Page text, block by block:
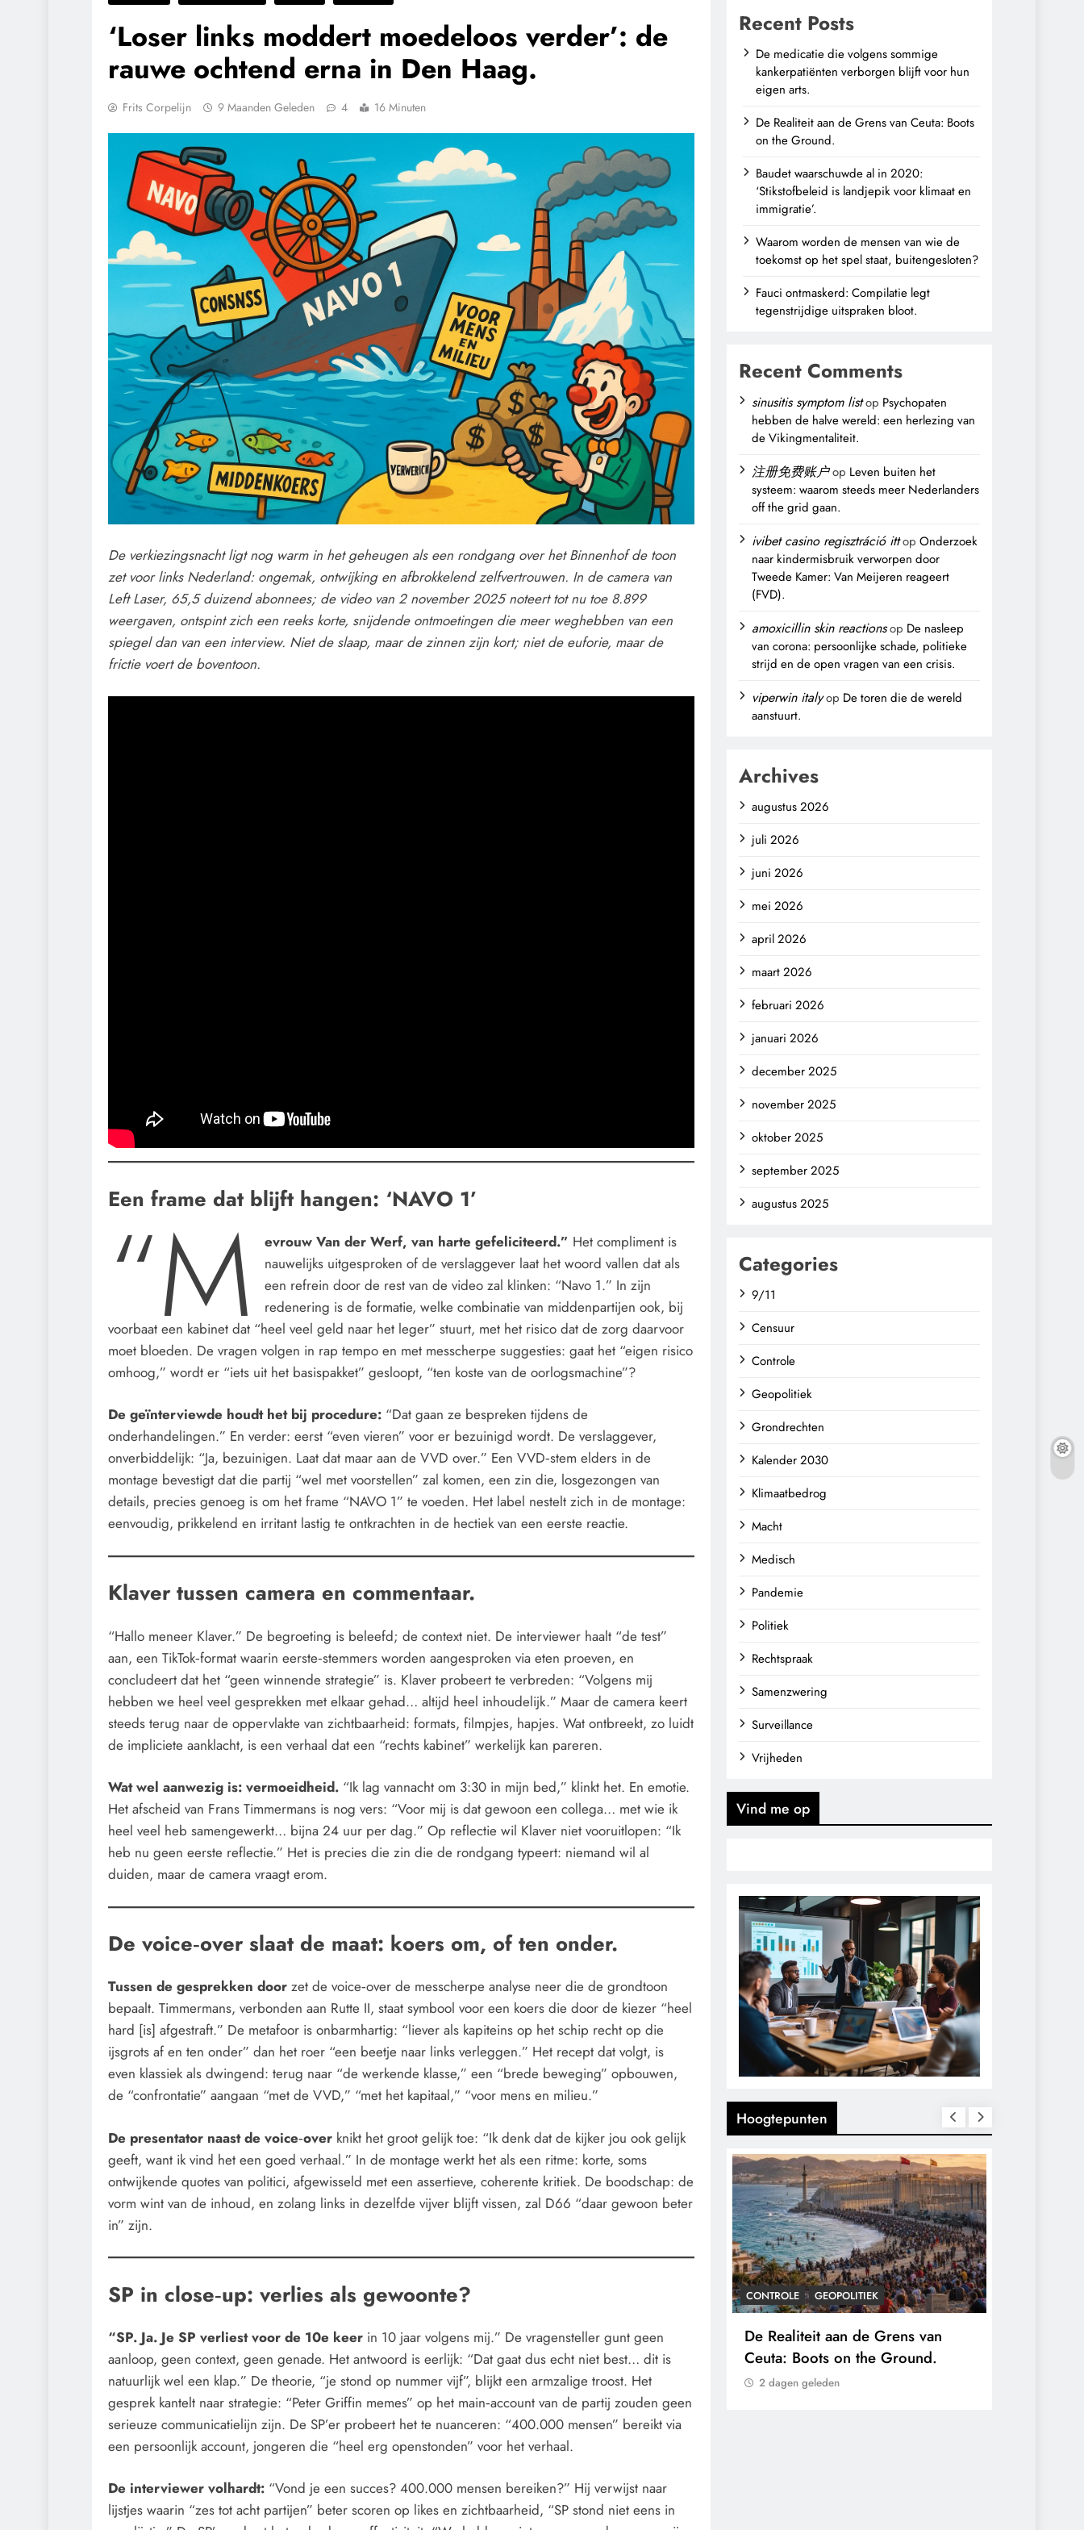
‘Loser links moddert moedeloos verder’: de
rauwe ochtend erna in Den Haag.
Frits Corpelijn 9 Maanden Geleden 4 16 Minuten
De verkiezingsnacht ligt nog warm in het geheugen als een rondgang over het Binnenhof de toon
zet voor links Nederland: ongemak, ontwijking en afbrokkelend zelfvertrouwen. In de camera van
Left Laser, 65,5 duizend abonnees; de video van 2 november 2025 noteert tot nu toe 8.899
weergaven, ontspint zich een reeks korte, snijdende ontmoetingen die meer weghebben van een
spiegel dan van een interview. Niet de slaap, maar de zinnen zijn kort; niet de euforie, maar de
frictie voert de boventoon.
Een frame dat blijft hangen: ‘NAVO 1’
“M evrouw Van der Werf, van harte gefeliciteerd.” Het compliment is
nauwelijks uitgesproken of de verslaggever laat het woord vallen dat als
een refrein door de rest van de video zal klinken: “Navo 1.” In zijn
redenering is de formatie, welke combinatie van middenpartijen ook, bij
voorbaat een kabinet dat “heel veel geld naar het leger” stuurt, met het risico dat de zorg daarvoor
moet bloeden. De vragen volgen in rap tempo en met messcherpe suggesties: gaat het “eigen risico
omhoog,” wordt er “iets uit het basispakket” gesloopt, “ten koste van de oorlogsmachine”?
De geïnterviewde houdt het bij procedure: “Dat gaan ze bespreken tijdens de
onderhandelingen.” En verder: eerst “even vieren” voor er bezuinigd wordt. De verslaggever,
onverbiddelijk: “Ja, bezuinigen. Laat dat maar aan de VVD over.” Een VVD‑stem elders in de
montage bevestigt dat die partij “wel met voorstellen” zal komen, een zin die, losgezongen van
details, precies genoeg is om het frame “NAVO 1” te voeden. Het label nestelt zich in de montage:
eenvoudig, prikkelend en irritant lastig te ontkrachten in de hectiek van een eerste reactie.
Klaver tussen camera en commentaar.
“Hallo meneer Klaver.” De begroeting is beleefd; de context niet. De interviewer haalt “de test”
aan, een TikTok‑format waarin eerste‑stemmers worden aangesproken via eten proeven, en
concludeert dat het “geen winnende strategie” is. Klaver probeert te verbreden: “Volgens mij
hebben we heel veel gesprekken met elkaar gehad… altijd heel inhoudelijk.” Maar de camera keert
steeds terug naar de oppervlakte van zichtbaarheid: formats, filmpjes, hapjes. Wat ontbreekt, zo luidt
de impliciete aanklacht, is een verhaal dat een “rechts kabinet” werkelijk kan pareren.
Wat wel aanwezig is: vermoeidheid. “Ik lag vannacht om 3:30 in mijn bed,” klinkt het. En emotie.
Het afscheid van Frans Timmermans is nog vers: “Voor mij is dat gewoon een collega… met wie ik
heel veel heb samengewerkt… bijna 24 uur per dag.” Op reflectie wil Klaver niet vooruitlopen: “Ik
heb nu geen eerste reflectie.” Het is precies die zin die de rondgang typeert: niemand wil al
duiden, maar de camera vraagt erom.
De voice‑over slaat de maat: koers om, of ten onder.
Tussen de gesprekken door zet de voice‑over de messcherpe analyse neer die de grondtoon
bepaalt. Timmermans, verbonden aan Rutte II, staat symbool voor een koers die door de kiezer “heel
hard [is] afgestraft.” De metafoor is onbarmhartig: “liever als kapiteins op het schip recht op die
ijsgrots af en ten onder” dan het roer “een beetje naar links verleggen.” Het recept dat volgt, is
even klassiek als dwingend: terug naar “de werkende klasse,” een “brede beweging” opbouwen,
de “confrontatie” aangaan “met de VVD,” “met het kapitaal,” “voor mens en milieu.”
De presentator naast de voice‑over knikt het groot gelijk toe: “Ik denk dat de kijker jou ook gelijk
geeft, want ik vind het een goed verhaal.” In de montage werkt het als een ritme: korte, soms
ontwijkende quotes van politici, afgewisseld met een assertieve, coherente kritiek. De boodschap: de
vorm wint van de inhoud, en zolang links in dezelfde vijver blijft vissen, zal D66 “daar gewoon beter
in” zijn.
SP in close‑up: verlies als gewoonte?
“SP. Ja. Je SP verliest voor de 10e keer in 10 jaar volgens mij.” De vragensteller gunt geen
aanloop, geen context, geen genade. Het antwoord is eerlijk: “Dat gaat dus echt niet best… dit is
natuurlijk wel een klap.” De theorie, “je stond op nummer vijf”, blijkt een armzalige troost. Het
gesprek kantelt naar strategie: “Peter Griffin memes” op het main‑account van de partij zouden geen
serieuze communicatielijn zijn. De SP’er probeert het te nuanceren: “400.000 mensen” bereikt via
een persoonlijk account, jongeren die “heel erg openstonden” voor het verhaal.
De interviewer volhardt: “Vond je een succes? 400.000 mensen bereiken?” Hij verwijst naar
lijstjes waarin “zes tot acht partijen” beter scoren op likes en zichtbaarheid, “SP stond niet eens in
Recent Posts
De medicatie die volgens sommige
kankerpatiënten verborgen blijft voor hun
eigen arts.
De Realiteit aan de Grens van Ceuta: Boots
on the Ground.
Baudet waarschuwde al in 2020:
‘Stikstofbeleid is landjepik voor klimaat en
immigratie’.
Waarom worden de mensen van wie de
toekomst op het spel staat, buitengesloten?
Fauci ontmaskerd: Compilatie legt
tegenstrijdige uitspraken bloot.
Recent Comments
sinusitis symptom listop Psychopaten
hebben de halve wereld: een herlezing van
de Vikingmentaliteit.
注册免费账户op Leven buiten het
systeem: waarom steeds meer Nederlanders
off the grid gaan.
ivibet casino regisztráció ittopOnderzoek
naar kindermisbruik verworpen door
Tweede Kamer: Van Meijeren reageert
(FVD).
amoxicillin skin reactionsop De nasleep
van corona: persoonlijke schade, politieke
strijd en de open vragen van een crisis.
viperwin italyop De toren die de wereld
aanstuurt.
Archives
augustus 2026
juli 2026
juni 2026
mei 2026
april 2026
maart 2026
februari 2026
januari 2026
december 2025
november 2025
oktober 2025
september 2025
augustus 2025
Categories
9/11
Censuur
Controle
Geopolitiek
Grondrechten
Kalender 2030
Klimaatbedrog
Macht
Medisch
Pandemie
Politiek
Rechtspraak
Samenzwering
Surveillance
Vrijheden
Vind me op
Hoogtepunten
CENSUUR CONTROLE
De medicatie die volgens
sommige kankerpatiënten
verborgen blijft voor hun eigen
arts.
2 dagen geleden
GEOPOLITIEK
De Realiteit aan de Grens van
Ceuta: Boots on the Ground.
2 dagen geleden
CONTROLE
Baudet waarschuwde
‘Stikstofbeleid is